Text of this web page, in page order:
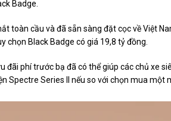
Badge.
toàn cầu và đã sẵn sàng đặt cọc về Việt
chọn Black Badge có giá 19,8 tỷ đồng.
đãi phí trước bạ đã có thể giúp các chủ xe
Spectre Series II nếu so với chọn mua một